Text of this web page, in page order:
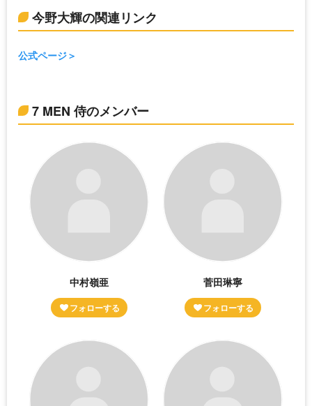
今野大輝の関連リンク
公式ページ
7 MEN 侍のメンバー
中村嶺亜 菅田琳寧